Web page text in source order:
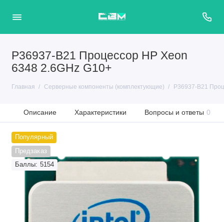
P36937-B21 Процессор HP Xeon
6348 2.6GHz G10+
Главная Серверные компоненты (комплектующие) P36937-B21
Описание Характеристики Вопросы и ответы 0
Популярный
Предзаказ
Баллы: 5154